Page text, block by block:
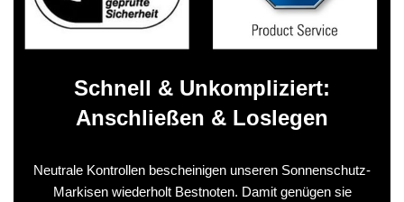
Schnell & Unkompliziert:
Anschließen & Loslegen
Neutrale Kontrollen bescheinigen unseren Sonnenschutz-
Markisen wiederholt Bestnoten. Damit genügen sie